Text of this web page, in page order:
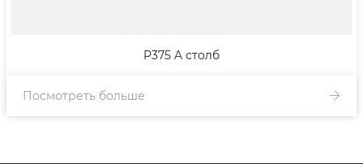
P375 A столб
Посмотреть больше